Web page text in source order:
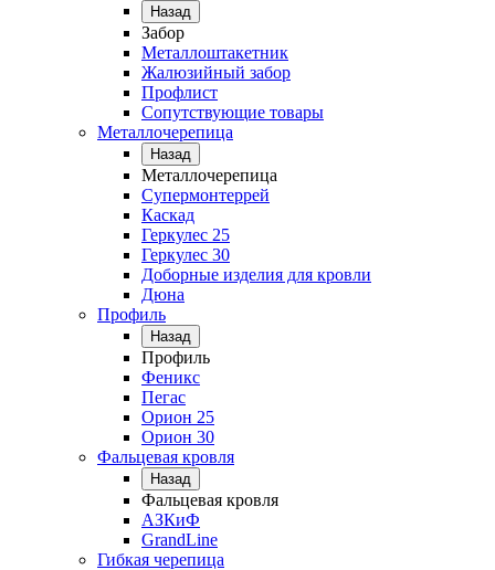
Назад
Забор
Металлоштакетник
Жалюзийный забор
Профлист
Сопутствующие товары
Металлочерепица
Назад
Металлочерепица
Супермонтеррей
Каскад
Геркулес 25
Геркулес 30
Доборные изделия для кровли
Дюна
Профиль
Назад
Профиль
Феникс
Пегас
Орион 25
Орион 30
Фальцевая кровля
Назад
Фальцевая кровля
АЗКиФ
GrandLine
Гибкая черепица